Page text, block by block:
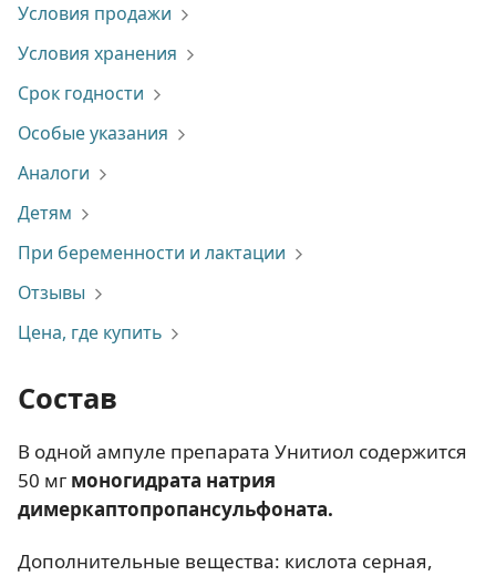
Условия продажи
Условия хранения
Срок годности
Особые указания
Аналоги
Детям
При беременности и лактации
Отзывы
Цена, где купить
Состав
В одной ампуле препарата Унитиол содержится
50 мг моногидрата натрия
димеркаптопропансульфоната.
Дополнительные вещества: кислота серная,